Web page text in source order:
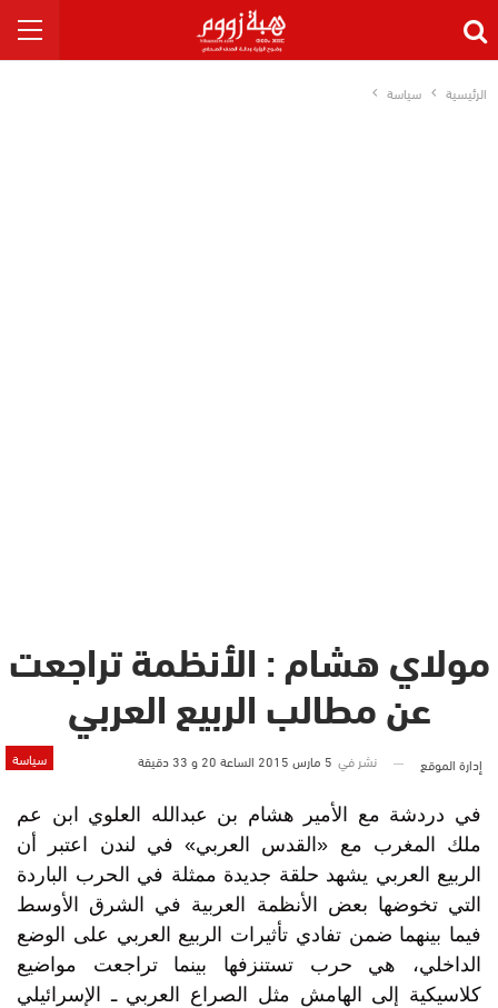
الرئيسية سياسة
مولاي هشام : الأنظمة تراجعت
عن مطالب الربيع العربي
سياسة إدارة الموقع نشر في 5 مارس 2015 الساعة 20 و 33 دقيقة
في دردشة مع الأمير هشام بن عبدالله العلوي ابن عم
ملك المغرب مع «القدس العربي» في لندن اعتبر أن
الربيع العربي يشهد حلقة جديدة ممثلة في الحرب الباردة
التي تخوضها بعض الأنظمة العربية في الشرق الأوسط
فيما بينهما ضمن تفادي تأثيرات الربيع العربي على الوضع
الداخلي، هي حرب تستنزفها بينما تراجعت مواضيع
كلاسيكية إلى الهامش مثل الصراع العربي ـ الإسرائيلي